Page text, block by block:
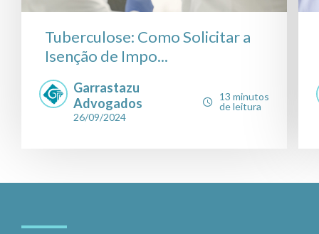
Tuberculose: Como Solicitar a
Isenção de Impo...
Garrastazu
Advogados
26/09/2024
13 minutos
de leitura